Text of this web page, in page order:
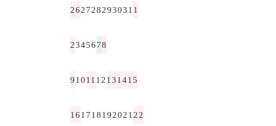
262728293031 1
2345678
91011 12131415
161718192021 22